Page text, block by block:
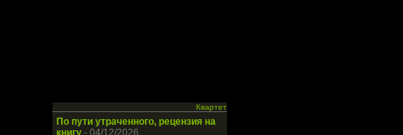
Квартет
По пути утраченного, рецензия на
книгу - 04/12/2026